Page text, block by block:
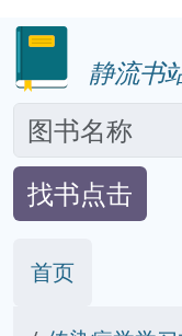
静流书
找书点击
首页